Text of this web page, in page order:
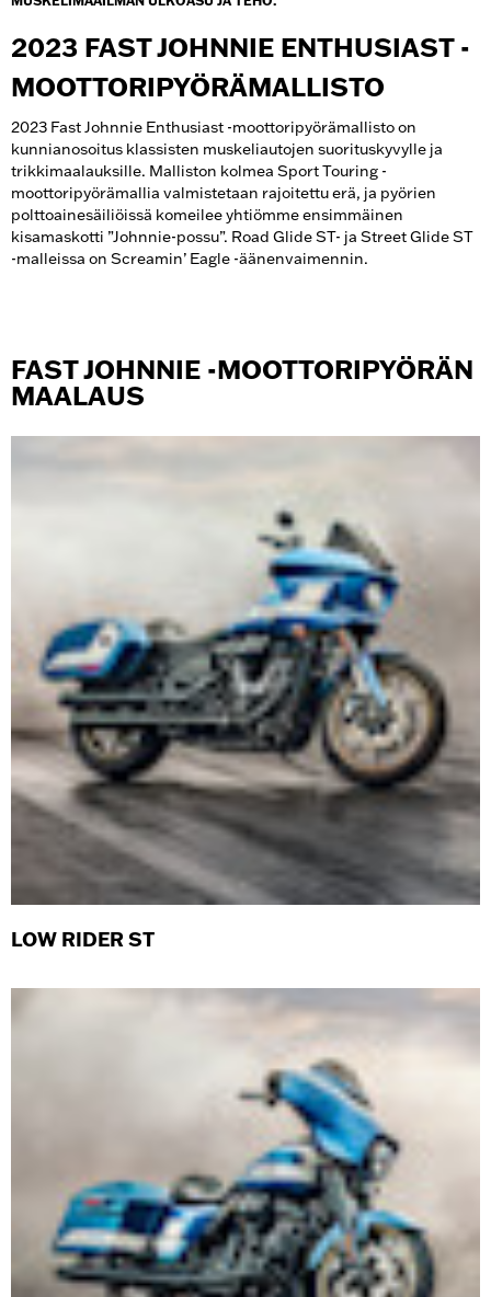
2023 FAST JOHNNIE ENTHUSIAST -
MOOTTORIPYÖRÄMALLISTO
2023 Fast Johnnie Enthusiast -moottoripyörämallisto on
kunnianosoitus klassisten muskeliautojen suorituskyvylle ja
trikkimaalauksille. Malliston kolmea Sport Touring -
moottoripyörämallia valmistetaan rajoitettu erä, ja pyörien
polttoainesäiliöissä komeilee yhtiömme ensimmäinen
kisamaskotti ”Johnnie-possu”. Road Glide ST- ja Street Glide ST
-malleissa on Screamin’ Eagle -äänenvaimennin.
FAST JOHNNIE -MOOTTORIPYÖRÄN
MAALAUS
LOW RIDER ST